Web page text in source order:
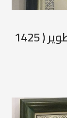
شهادة شكر من مجموعة التطوير ( 1425